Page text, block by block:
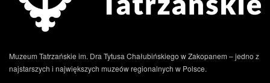
Muzeum Tatrzańskie im. Dra Tytusa Chałubińskiego w Zakopanem – jedno z
najstarszych i największych muzeów regionalnych w Polsce.